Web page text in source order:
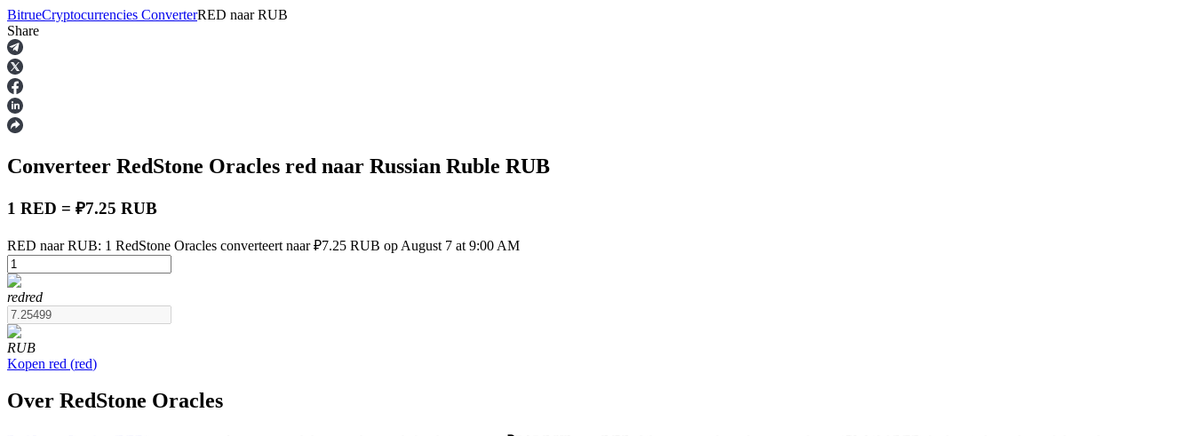
Termijncontracten
BitrueCryptocurrencies ConverterRED naar RUB
Share
Converteer RedStone Oracles red naar Russian Ruble RUB
1 RED = ₽7.25 RUB
RED naar RUB: 1 RedStone Oracles converteert naar ₽7.25 RUB op August 7 at 9:00 AM
redred
RUB
Kopen red (red)
Over RedStone Oracles